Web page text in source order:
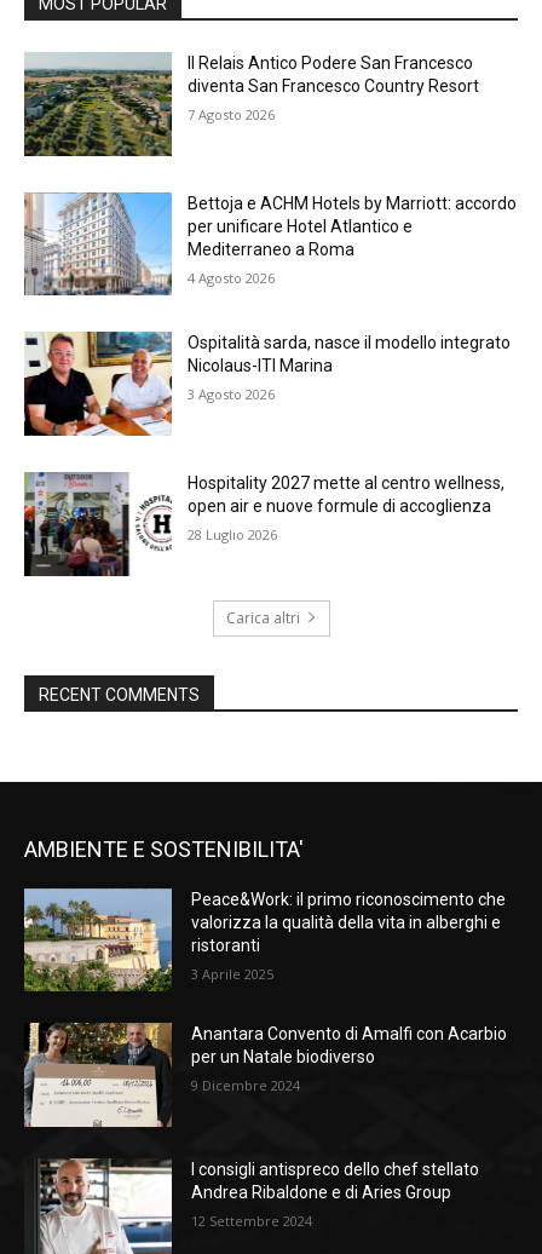
Il Relais Antico Podere San Francesco
diventa San Francesco Country Resort
7 Agosto 2026
Bettoja e ACHM Hotels by Marriott: accordo
per unificare Hotel Atlantico e
Mediterraneo a Roma
4 Agosto 2026
Ospitalità sarda, nasce il modello integrato
Nicolaus-ITI Marina
3 Agosto 2026
Hospitality 2027 mette al centro wellness,
open air e nuove formule di accoglienza
28 Luglio 2026
Carica altri
RECENT COMMENTS
AMBIENTE E SOSTENIBILITA'
Peace&Work: il primo riconoscimento che
valorizza la qualità della vita in alberghi e
ristoranti
3 Aprile 2025
Anantara Convento di Amalfi con Acarbio
per un Natale biodiverso
9 Dicembre 2024
I consigli antispreco dello chef stellato
Andrea Ribaldone e di Aries Group
12 Settembre 2024